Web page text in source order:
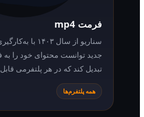
سناریو از سال ۱۴۰۳ با به‌کارگیری فناوری
جدید توانست محتوای خود را به فرمت mp4
تبدیل کند که در هر پلتفرمی قابل پخش است.
همه پلتفرم‌ها